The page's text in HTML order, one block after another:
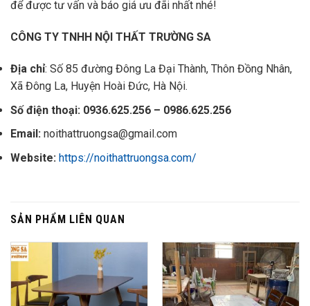
để được tư vấn và báo giá ưu đãi nhất nhé!
CÔNG TY TNHH NỘI THẤT TRƯỜNG SA
Địa chỉ: Số 85 đường Đông La Đại Thành, Thôn Đồng Nhân,
Xã Đông La, Huyện Hoài Đức, Hà Nội.
Số điện thoại: 0936.625.256 – 0986.625.256
Email: noithattruongsa@gmail.com
Website: https://noithattruongsa.com/
SẢN PHẨM LIÊN QUAN